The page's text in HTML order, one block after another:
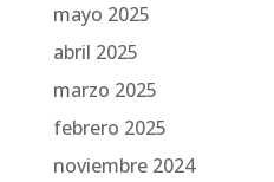
mayo 2025
abril 2025
marzo 2025
febrero 2025
noviembre 2024